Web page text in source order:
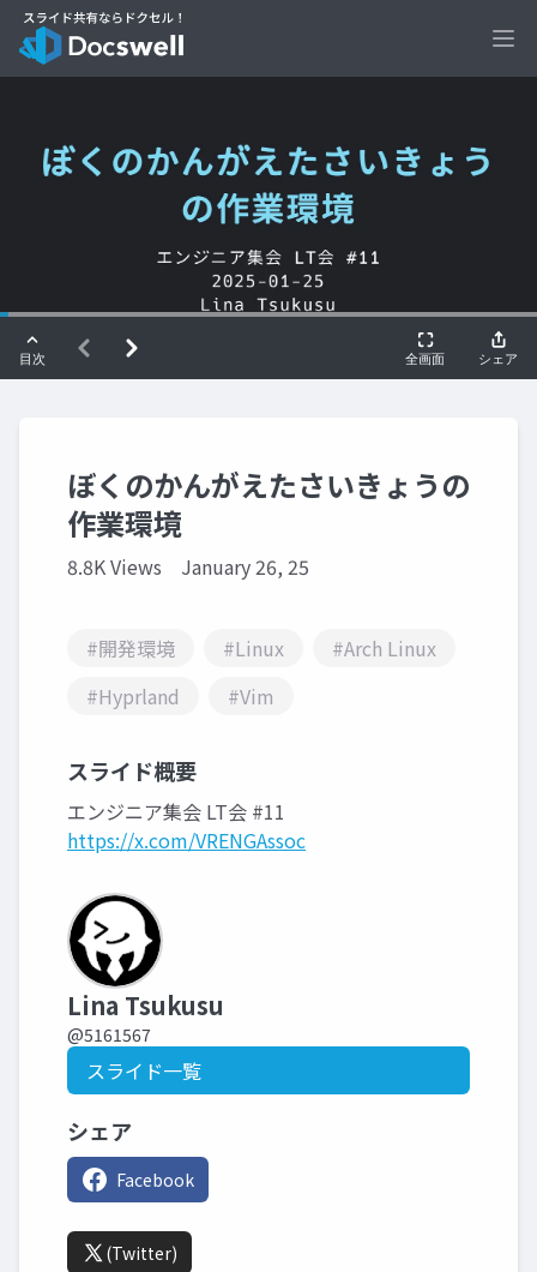
ぼくのかんがえたさいきょうの
作業環境
8.8K Views January 26, 25
#開発環境 #Linux
#Arch Linux
#Hyprland
#Vim
スライド概要
エンジニア集会 LT会 #11
https://x.com/VRENGAssoc
Lina Tsukusu
@5161567
スライド一覧
シェア
Facebook
(Twitter)